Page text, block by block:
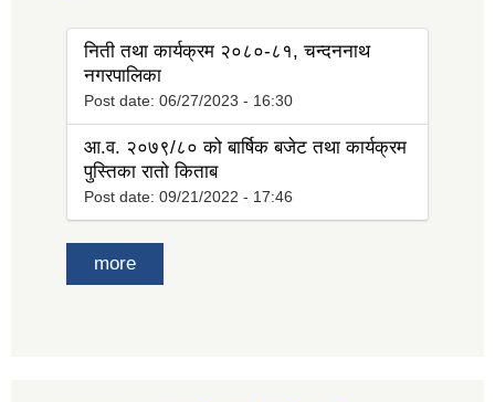
निती तथा कार्यक्रम २०८०-८१, चन्दननाथ
नगरपालिका
Post date: 06/27/2023 - 16:30
आ.व. २०७९/८० को बार्षिक बजेट तथा कार्यक्रम
पुस्तिका रातो किताब
Post date: 09/21/2022 - 17:46
more